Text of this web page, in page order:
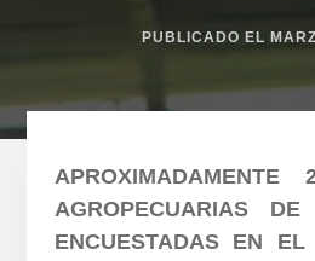
PUBLICADO EL
APROXIMADAMENTE
AGROPECUARIAS
ENCUESTADAS EN